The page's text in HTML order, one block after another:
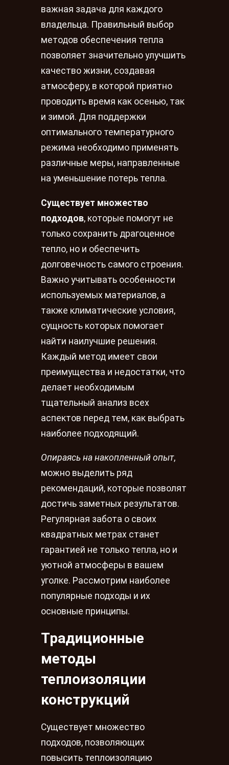
важная задача для каждого
владельца. Правильный выбор
методов обеспечения тепла
позволяет значительно улучшить
качество жизни, создавая
атмосферу, в которой приятно
проводить время как осенью, так
и зимой. Для поддержки
оптимального температурного
режима необходимо применять
различные меры, направленные
на уменьшение потерь тепла.
Существует множество
подходов, которые помогут не
только сохранить драгоценное
тепло, но и обеспечить
долговечность самого строения.
Важно учитывать особенности
используемых материалов, а
также климатические условия,
сущность которых помогает
найти наилучшие решения.
Каждый метод имеет свои
преимущества и недостатки, что
делает необходимым
тщательный анализ всех
аспектов перед тем, как выбрать
наиболее подходящий.
Опираясь на накопленный опыт,
можно выделить ряд
рекомендаций, которые позволят
достичь заметных результатов.
Регулярная забота о своих
квадратных метрах станет
гарантией не только тепла, но и
уютной атмосферы в вашем
уголке. Рассмотрим наиболее
популярные подходы и их
основные принципы.
Традиционные
методы
теплоизоляции
конструкций
Существует множество
подходов, позволяющих
повысить теплоизоляцию